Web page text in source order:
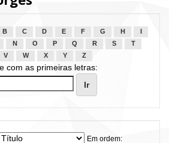
B C D E F G H
N O P Q R S
T
V W X Y Z
com as primeiras letras:
Em ordem: